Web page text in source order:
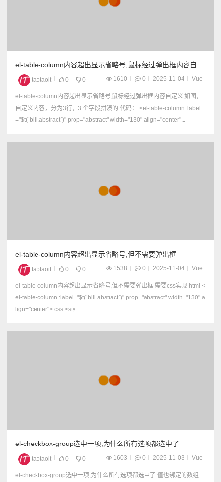
el-table-column内容超出显示省略号,鼠标经过弹出框内容自定
义
taotaoit 0 0 1610 0 2025-11-04 Vue
el-table-column内容超出显示省略号,鼠标经过弹出框内容自定义 如图，
自定义内容，分为3行，3 个字段拼凑的 代码： <el-table-column :label
="$t(`bill.abstract`)" prop="abstract" width="130" align="center"...
el-table-column内容超出显示省略号,但不需要弹出框
taotaoit 0 0 1538 0 2025-11-04 Vue
el-table-column内容超出显示省略号,但不需要弹出框 需要css实现 html <
el-table-column :label="$t(`bill.abstract`)" prop="abstract" width="130" a
lign="center"> css <sty...
el-checkbox-group选中一项,为什么所有选项都选中了
taotaoit 0 0 1603 0 2025-11-03 Vue
el-checkbox-group选中一项,为什么所有选项都选中了 值也绑定的数组